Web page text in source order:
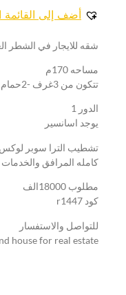
أضف إلى القائمة
شقه للايجار في الشطر
مساحه 170م
تتكون من 3غرف -2حمام – ريسبشن – مطبخ — بلكونه
الدور 1
يوجد اسانسير
تشطيب الترا سوبر لوكس
كامله المرافق والخدمات
مطلوب 18000الف
كود r1447
للتواصل والاستفسار
house for real estate